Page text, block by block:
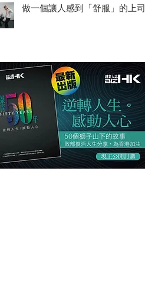
做一個讓人感到「舒服」的上司